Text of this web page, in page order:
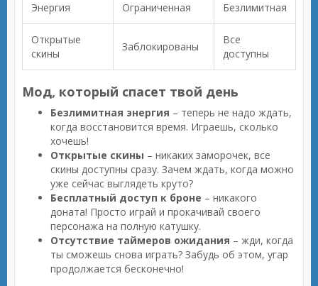
Энергия Ограниченная Безлимитная
Открытые
скины
Заблокированы
Все
доступны
Мод, который спасет твой день
Безлимитная энергия – теперь не надо ждать,
когда восстановится время. Играешь, сколько
хочешь!
Открытые скины – никаких заморочек, все
скины доступны сразу. Зачем ждать, когда можно
уже сейчас выглядеть круто?
Бесплатный доступ к броне – никакого
доната! Просто играй и прокачивай своего
персонажа на полную катушку.
Отсутствие таймеров ожидания – жди, когда
ты сможешь снова играть? Забудь об этом, угар
продолжается бесконечно!